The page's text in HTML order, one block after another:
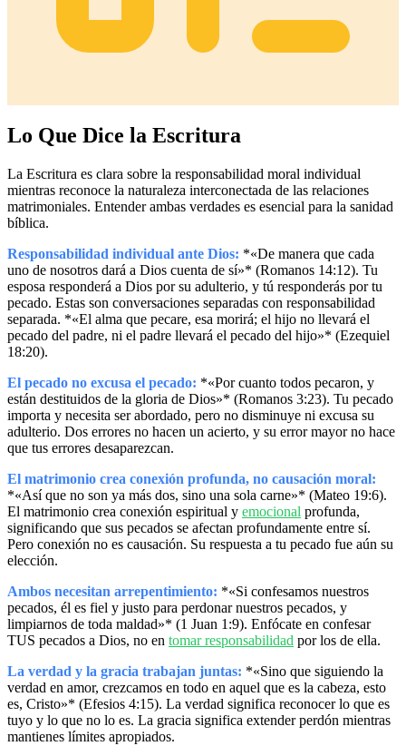
Lo Que Dice la Escritura
La Escritura es clara sobre la responsabilidad moral individual
mientras reconoce la naturaleza interconectada de las relaciones
matrimoniales. Entender ambas verdades es esencial para la sanidad
bíblica.
Responsabilidad individual ante Dios: *«De manera que cada
uno de nosotros dará a Dios cuenta de sí»* (Romanos 14:12). Tu
esposa responderá a Dios por su adulterio, y tú responderás por tu
pecado. Estas son conversaciones separadas con responsabilidad
separada. *«El alma que pecare, esa morirá; el hijo no llevará el
pecado del padre, ni el padre llevará el pecado del hijo»* (Ezequiel
18:20).
El pecado no excusa el pecado: *«Por cuanto todos pecaron, y
están destituidos de la gloria de Dios»* (Romanos 3:23). Tu pecado
importa y necesita ser abordado, pero no disminuye ni excusa su
adulterio. Dos errores no hacen un acierto, y su error mayor no hace
que tus errores desaparezcan.
El matrimonio crea conexión profunda, no causación moral:
*«Así que no son ya más dos, sino una sola carne»* (Mateo 19:6).
El matrimonio crea conexión espiritual y emocional profunda,
significando que sus pecados se afectan profundamente entre sí.
Pero conexión no es causación. Su respuesta a tu pecado fue aún su
elección.
Ambos necesitan arrepentimiento: *«Si confesamos nuestros
pecados, él es fiel y justo para perdonar nuestros pecados, y
limpiarnos de toda maldad»* (1 Juan 1:9). Enfócate en confesar
TUS pecados a Dios, no en tomar responsabilidad por los de ella.
La verdad y la gracia trabajan juntas: *«Sino que siguiendo la
verdad en amor, crezcamos en todo en aquel que es la cabeza, esto
es, Cristo»* (Efesios 4:15). La verdad significa reconocer lo que es
tuyo y lo que no lo es. La gracia significa extender perdón mientras
mantienes límites apropiados.